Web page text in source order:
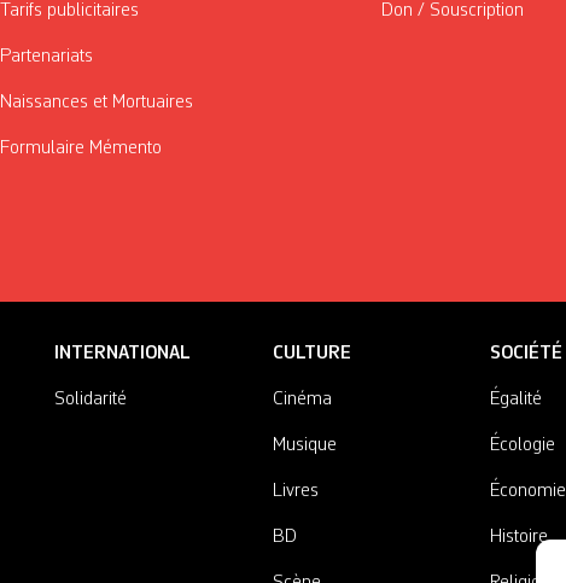
Tarifs publicitaires
Partenariats
Naissances et Mortuaires
Formulaire Mémento
Don / Souscription
INTERNATIONAL
Solidarité
CULTURE
Cinéma
Musique
Livres
BD
SOCIÉTÉ
Égalité
Écologie
Économie
Histoire